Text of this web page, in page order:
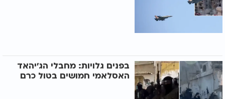
בפנים גלויות: מחבלי הג'יהאד
האסלאמי חמושים בטול כרם